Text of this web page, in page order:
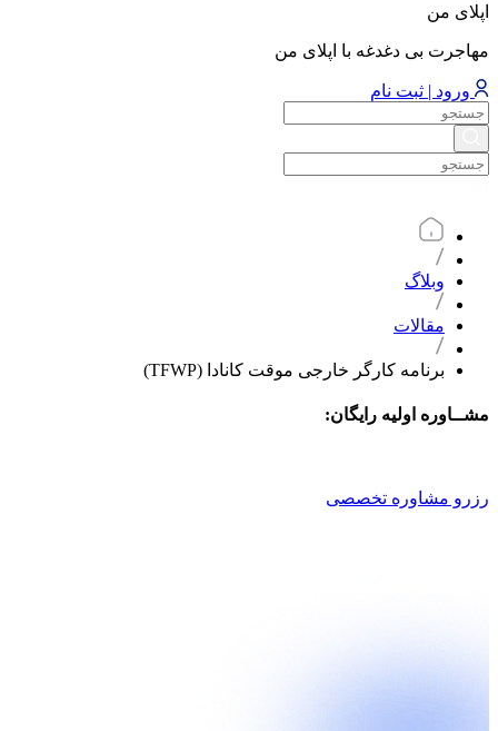
اپلای من
مهاجرت بی دغدغه با اپلای من
ورود | ثبت نام
وبلاگ
مقالات
برنامه کارگر خارجی موقت کانادا (TFWP)
مشــاوره اولیه رایگان:
رزرو مشاوره تخصصی